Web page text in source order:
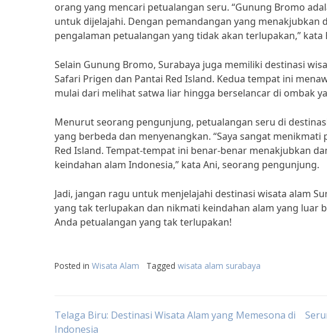
orang yang mencari petualangan seru. “Gunung Bromo
untuk dijelajahi. Dengan pemandangan yang menakjubkan
pengalaman petualangan yang tidak akan terlupakan,”
Selain Gunung Bromo, Surabaya juga memiliki destinasi
Safari Prigen dan Pantai Red Island. Kedua tempat ini
mulai dari melihat satwa liar hingga berselancar di ombak
Menurut seorang pengunjung, petualangan seru di
yang berbeda dan menyenangkan. “Saya sangat
Red Island. Tempat-tempat ini benar-benar menakjubkan
keindahan alam Indonesia,” kata Ani, seorang pengunjung.
Jadi, jangan ragu untuk menjelajahi destinasi wisata alam
yang tak terlupakan dan nikmati keindahan alam yang luar
Anda petualangan yang tak terlupakan!
Posted in Wisata Alam Tagged wisata alam surabaya
Post
Telaga Biru: Destinasi Wisata Alam yang Memesona di
Indonesia